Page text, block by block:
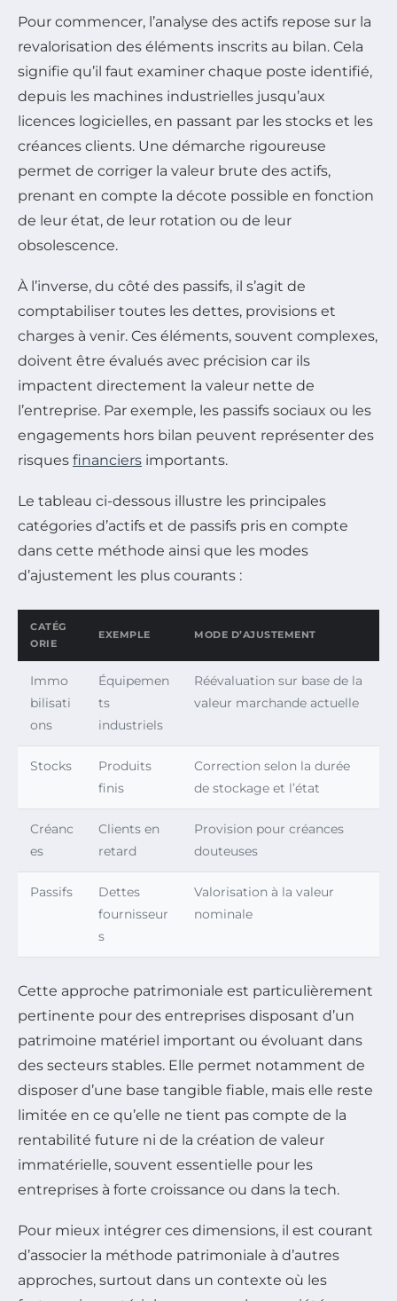
Pour commencer, l’analyse des actifs repose sur la
revalorisation des éléments inscrits au bilan. Cela
signifie qu’il faut examiner chaque poste identifié,
depuis les machines industrielles jusqu’aux
licences logicielles, en passant par les stocks et les
créances clients. Une démarche rigoureuse
permet de corriger la valeur brute des actifs,
prenant en compte la décote possible en fonction
de leur état, de leur rotation ou de leur
obsolescence.
À l’inverse, du côté des passifs, il s’agit de
comptabiliser toutes les dettes, provisions et
charges à venir. Ces éléments, souvent complexes,
doivent être évalués avec précision car ils
impactent directement la valeur nette de
l’entreprise. Par exemple, les passifs sociaux ou les
engagements hors bilan peuvent représenter des
risques financiers importants.
Le tableau ci-dessous illustre les principales
catégories d’actifs et de passifs pris en compte
dans cette méthode ainsi que les modes
d’ajustement les plus courants :
CATÉG
ORIE
EXEMPLE MODE D’AJUSTEMENT
Immo
bilisati
ons
Équipemen
ts
industriels
Réévaluation sur base de la
valeur marchande actuelle
Stocks
Produits
finis
Correction selon la durée
de stockage et l’état
Créanc
es
Clients en
retard
Provision pour créances
douteuses
Passifs
Dettes
fournisseur
s
Valorisation à la valeur
nominale
Cette approche patrimoniale est particulièrement
pertinente pour des entreprises disposant d’un
patrimoine matériel important ou évoluant dans
des secteurs stables. Elle permet notamment de
disposer d’une base tangible fiable, mais elle reste
limitée en ce qu’elle ne tient pas compte de la
rentabilité future ni de la création de valeur
immatérielle, souvent essentielle pour les
entreprises à forte croissance ou dans la tech.
Pour mieux intégrer ces dimensions, il est courant
d’associer la méthode patrimoniale à d’autres
approches, surtout dans un contexte où les